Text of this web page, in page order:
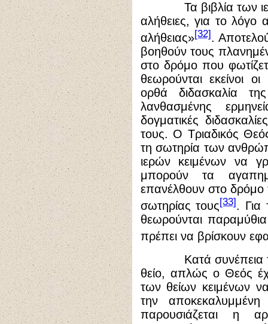
Τα βιβλία των
αλήθειες, για το λόγο
αλήθειας»[32] .
βοηθούν τους
στο δρόμο που
θεωρούνται εκείνοι
ορθά διδασκαλία
λανθασμένης
δογματικές
τους. Ο Τριαδικός
τη σωτηρία των
ιερών κειμένων να
μπορούν τα
επανέλθουν στο δρόμο
σωτηρίας τους[33]. Για
θεωρούνται
πρέπει να βρίσκουν
Κατά συνέπεια το
θείο, απλώς ο Θεός
των θείων κειμένων
την
παρουσιάζεται η